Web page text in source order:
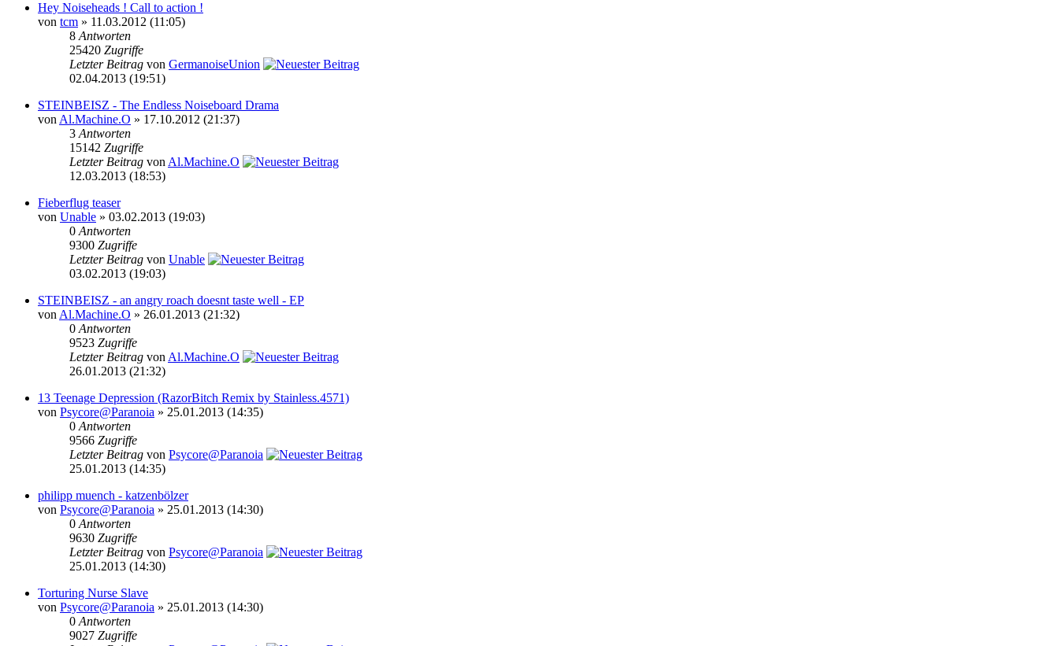
Hey Noiseheads ! Call to action !
von tcm » 11.03.2012 (11:05)
8 Antworten
25420 Zugriffe
Letzter Beitrag von GermanoiseUnion
02.04.2013 (19:51)
STEINBEISZ - The Endless Noiseboard Drama
von Al.Machine.O » 17.10.2012 (21:37)
3 Antworten
15142 Zugriffe
Letzter Beitrag von Al.Machine.O
12.03.2013 (18:53)
Fieberflug teaser
von Unable » 03.02.2013 (19:03)
0 Antworten
9300 Zugriffe
Letzter Beitrag von Unable
03.02.2013 (19:03)
STEINBEISZ - an angry roach doesnt taste well - EP
von Al.Machine.O » 26.01.2013 (21:32)
0 Antworten
9523 Zugriffe
Letzter Beitrag von Al.Machine.O
26.01.2013 (21:32)
13 Teenage Depression (RazorBitch Remix by Stainless.4571)
von Psycore@Paranoia » 25.01.2013 (14:35)
0 Antworten
9566 Zugriffe
Letzter Beitrag von Psycore@Paranoia
25.01.2013 (14:35)
philipp muench - katzenbölzer
von Psycore@Paranoia » 25.01.2013 (14:30)
0 Antworten
9630 Zugriffe
Letzter Beitrag von Psycore@Paranoia
25.01.2013 (14:30)
Torturing Nurse Slave
von Psycore@Paranoia » 25.01.2013 (14:30)
0 Antworten
9027 Zugriffe